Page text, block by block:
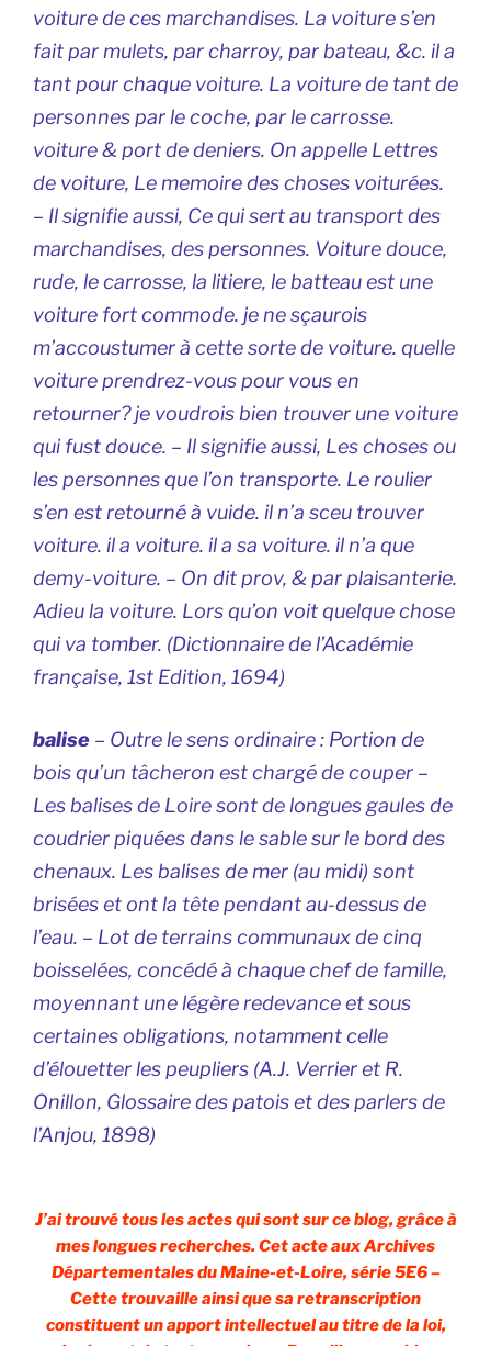
voiture de ces marchandises. La voiture s’en
fait par mulets, par charroy, par bateau, &c. il a
tant pour chaque voiture. La voiture de tant de
personnes par le coche, par le carrosse.
voiture & port de deniers. On appelle Lettres
de voiture, Le memoire des choses voiturées.
– Il signifie aussi, Ce qui sert au transport des
marchandises, des personnes. Voiture douce,
rude, le carrosse, la litiere, le batteau est une
voiture fort commode. je ne sçaurois
m’accoustumer à cette sorte de voiture. quelle
voiture prendrez-vous pour vous en
retourner? je voudrois bien trouver une voiture
qui fust douce. – Il signifie aussi, Les choses ou
les personnes que l’on transporte. Le roulier
s’en est retourné à vuide. il n’a sceu trouver
voiture. il a voiture. il a sa voiture. il n’a que
demy-voiture. – On dit prov, & par plaisanterie.
Adieu la voiture. Lors qu’on voit quelque chose
qui va tomber. (Dictionnaire de l’Académie
française, 1st Edition, 1694)
balise – Outre le sens ordinaire: Portion de
bois qu’un tâcheron est chargé de couper –
Les balises de Loire sont de longues gaules de
coudrier piquées dans le sable sur le bord des
chenaux. Les balises de mer (au midi) sont
brisées et ont la tête pendant au-dessus de
l’eau. – Lot de terrains communaux de cinq
boisselées, concédé à chaque chef de famille,
moyennant une légère redevance et sous
certaines obligations, notamment celle
d’élouetter les peupliers (A.J. Verrier et R.
Onillon, Glossaire des patois et des parlers de
l’Anjou, 1898)
J’ai trouvé tous les actes qui sont sur ce blog, grâce à
mes longues recherches. Cet acte aux Archives
Départementales du Maine-et-Loire, série 5E6 –
Cette trouvaille ainsi que sa retranscription
constituent un apport intellectuel au titre de la loi,